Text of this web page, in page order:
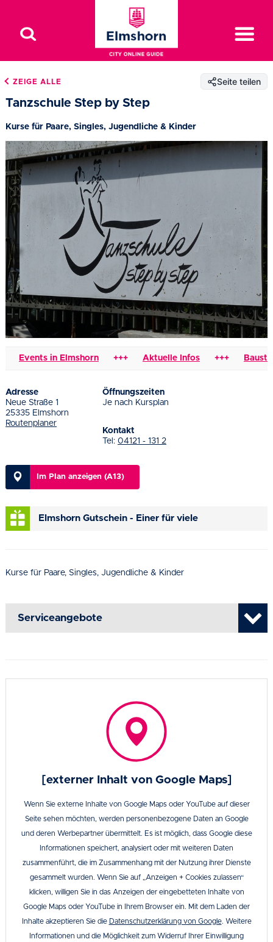
ZEIGE ALLE Seite teilen
Tanzschule Step by Step
Kurse für Paare, Singles, Jugendliche & Kinder
Events in Elmshorn +++ Aktuelle Infos +++
Adresse
Neue Straße 1
25335 Elmshorn
Routenplaner
Öffnungszeiten
Je nach Kursplan
Kontakt
Tel: 04121 - 131 2
Im Plan anzeigen (A13)
Elmshorn Gutschein - Einer für viele
Kurse für Paare, Singles, Jugendliche & Kinder
Serviceangebote
[externer Inhalt von Google Maps]
Wenn Sie externe Inhalte von Google Maps oder YouTube auf dieser
Seite sehen möchten, werden personenbezogene Daten an Google
und deren Werbepartner übermittelt. Es ist möglich, dass Google diese
Informationen speichert, analysiert oder mit weiteren Daten
zusammenführt, die im Zusammenhang mit der Nutzung ihrer Dienste
gesammelt wurden. Wenn Sie auf „Anzeigen + Cookies zulassen“
klicken, willigen Sie in das Anzeigen der eingebetteten Inhalte von
Google Maps oder YouTube in Ihrem Browser ein. Mit dem Laden der
Inhalte akzeptieren Sie die Datenschutzerklärung von Google. Weitere
Informationen und die Möglichkeit zum Widerruf Ihrer Einwilligung